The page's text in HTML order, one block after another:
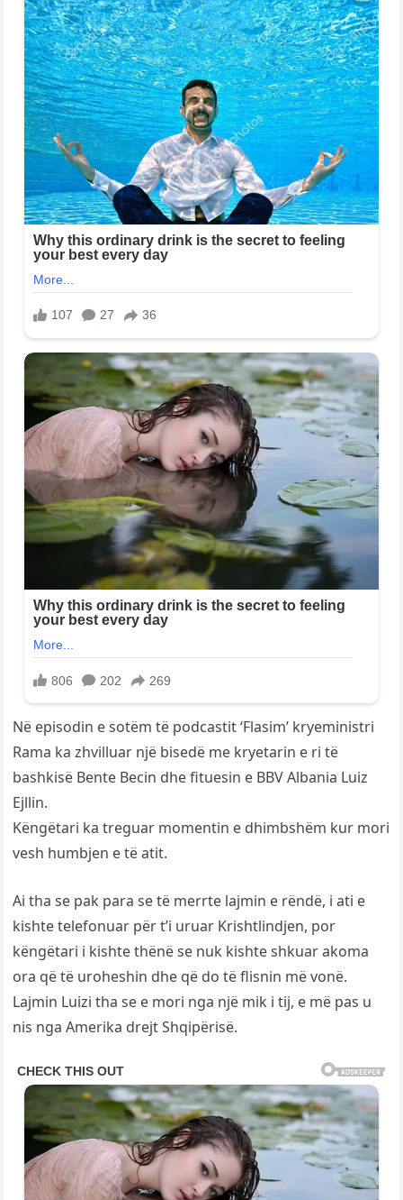
Në episodin e sotëm të podcastit ‘Flasim’ kryeministri
Rama ka zhvilluar një bisedë me kryetarin e ri të
bashkisë Bente Becin dhe fituesin e BBV Albania Luiz
Ejllin.
Këngëtari ka treguar momentin e dhimbshëm kur mori
vesh humbjen e të atit.
Ai tha se pak para se të merrte lajmin e rëndë, i ati e
kishte telefonuar për t’i uruar Krishtlindjen, por
këngëtari i kishte thënë se nuk kishte shkuar akoma
ora që të uroheshin dhe që do të flisnin më vonë.
Lajmin Luizi tha se e mori nga një mik i tij, e më pas u
nis nga Amerika drejt Shqipërisë.